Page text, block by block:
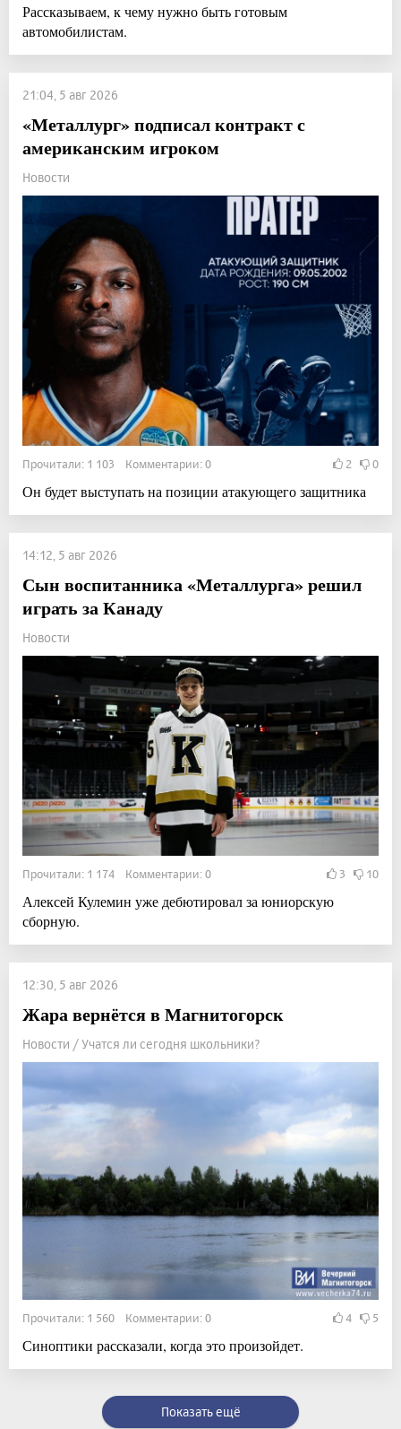
Рассказываем, к чему нужно быть готовым
автомобилистам.
21:04, 5 авг 2026
«Металлург» подписал контракт с
американским игроком
Новости
Прочитали: 1 103 Комментарии: 0 2 0
Он будет выступать на позиции атакующего защитника
14:12, 5 авг 2026
Сын воспитанника «Металлурга» решил
играть за Канаду
Новости
Прочитали: 1 174 Комментарии: 0 3 10
Алексей Кулемин уже дебютировал за юниорскую
сборную.
12:30, 5 авг 2026
Жара вернётся в Магнитогорск
Новости / Учатся ли сегодня школьники?
Прочитали: 1 560 Комментарии: 0 4 5
Синоптики рассказали, когда это произойдет.
Показать ещё